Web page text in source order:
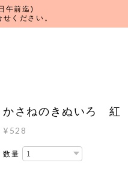
午前迄)
ください。
かさねのきぬいろ
¥528
数量